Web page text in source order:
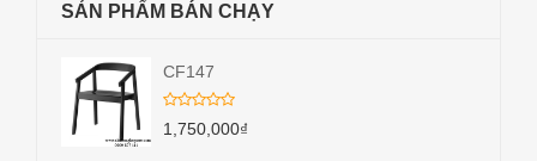
SẢN PHẨM BÁN CHẠY
CF147
1,750,000₫